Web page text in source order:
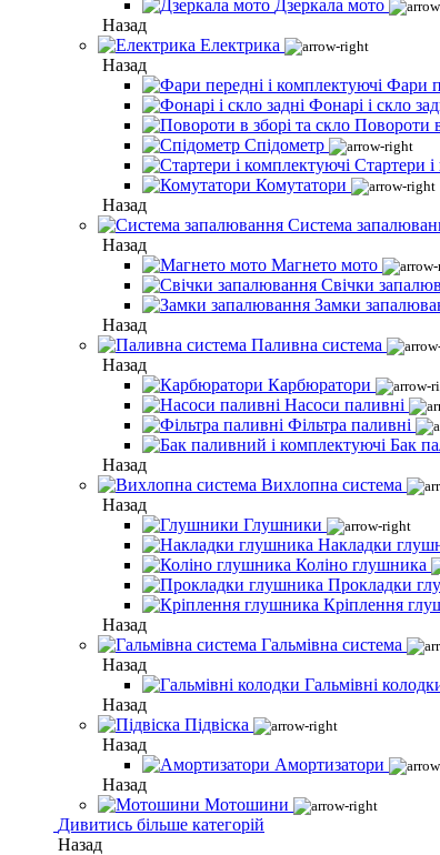
Дзеркала мото
Назад
Електрика
Назад
Фари
Фонарі і скло
Повороти
Спідометр
Стартери
Комутатори
Назад
Система
Назад
Магнето мото
Свічки
Замки
Назад
Паливна система
Назад
Карбюратори
Насоси паливні
Фільтра паливні
Бак
Назад
Вихлопна система
Назад
Глушники
Накладки
Коліно глушника
Прокладки
Кріплення
Назад
Гальмівна система
Назад
Гальмівні
Назад
Підвіска
Назад
Амортизатори
Назад
Мотошини
Дивитись більше категорій
Назад